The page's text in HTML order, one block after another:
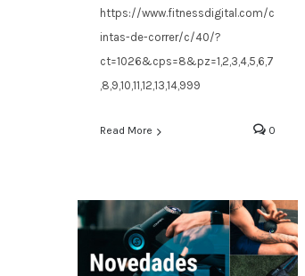
https://www.fitnessdigital.com/c
intas-de-correr/c/40/?
ct=1026&cps=8&pz=1,2,3,4,5,6,7
,8,9,10,11,12,13,14,999
Read More 0